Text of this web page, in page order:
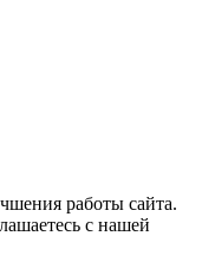
работы сайта.
с нашей